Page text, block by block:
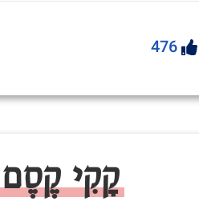
476
קָקִי קֶסֶם